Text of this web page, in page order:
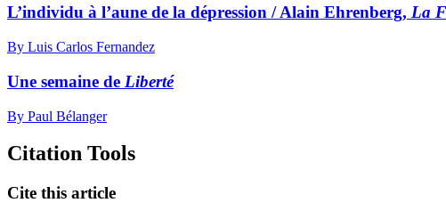
L’individu à l’aune de la dépression / Alain Ehrenberg, La
By Luis Carlos Fernandez
Une semaine de Liberté
By Paul Bélanger
Citation Tools
Cite this article